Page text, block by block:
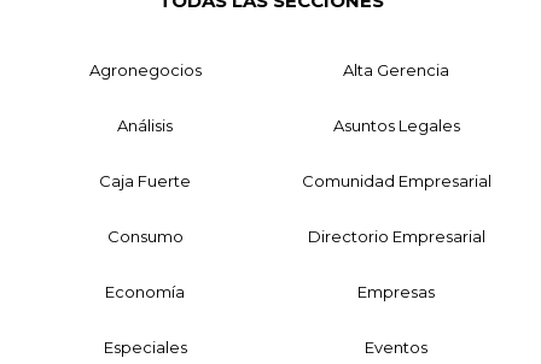
Agronegocios Alta Gerencia
Análisis Asuntos Legales
Caja Fuerte Comunidad Empresarial
Consumo Directorio Empresarial
Economía Empresas
Especiales Eventos